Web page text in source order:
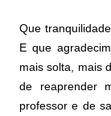
Que
E que
mais solta, mais
de reaprender
professor e de